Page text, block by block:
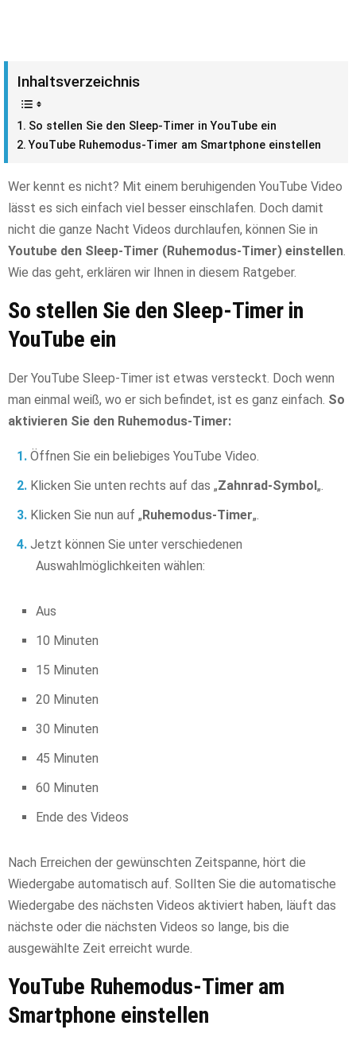
Inhaltsverzeichnis
So stellen Sie den Sleep-Timer in YouTube ein
YouTube Ruhemodus-Timer am Smartphone einstellen
Wer kennt es nicht? Mit einem beruhigenden YouTube Video
lässt es sich einfach viel besser einschlafen. Doch damit
nicht die ganze Nacht Videos durchlaufen, können Sie in
Youtube den Sleep-Timer (Ruhemodus-Timer) einstellen
Wie das geht, erklären wir Ihnen in diesem Ratgeber.
So stellen Sie den Sleep-Timer in
YouTube ein
Der YouTube Sleep-Timer ist etwas versteckt. Doch wenn
man einmal weiß, wo er sich befindet, ist es ganz einfach. So
aktivieren Sie den Ruhemodus-Timer:
Öffnen Sie ein beliebiges YouTube Video.
Klicken Sie unten rechts auf das „Zahnrad-Symbol„.
Klicken Sie nun auf „Ruhemodus-Timer„.
Jetzt können Sie unter verschiedenen
Auswahlmöglichkeiten wählen:
Aus
10 Minuten
15 Minuten
20 Minuten
30 Minuten
45 Minuten
60 Minuten
Ende des Videos
Nach Erreichen der gewünschten Zeitspanne, hört die
Wiedergabe automatisch auf. Sollten Sie die automatische
Wiedergabe des nächsten Videos aktiviert haben, läuft das
nächste oder die nächsten Videos so lange, bis die
ausgewählte Zeit erreicht wurde.
YouTube Ruhemodus-Timer am
Smartphone einstellen